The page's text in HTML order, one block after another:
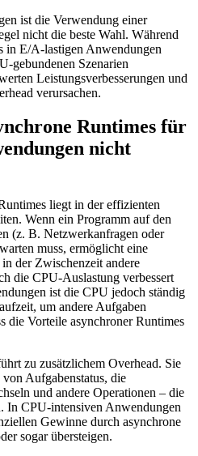
ist die Verwendung einer
nicht die beste Wahl. Während
in E/A-lastigen Anwendungen
gebundenen Szenarien
Leistungsverbesserungen und
verursachen.
Runtimes für
nicht
liegt in der effizienten
Wenn ein Programm auf den
(z. B. Netzwerkanfragen oder
muss, ermöglicht eine
der Zwischenzeit andere
die CPU-Auslastung verbessert
ist die CPU jedoch ständig
um andere Aufgaben
die Vorteile asynchroner Runtimes
zu zusätzlichem Overhead. Sie
Aufgabenstatus, die
und andere Operationen – die
In CPU-intensiven Anwendungen
Gewinne durch asynchrone
sogar übersteigen.